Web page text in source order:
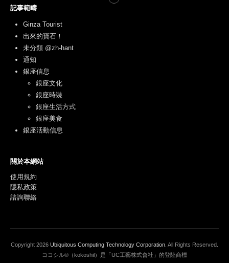
記事範疇
Ginza Tourist
出來的寶石！
未分類 @zh-hant
通知
銀座信息
銀座文化
銀座時裝
銀座生活方式
銀座美食
銀座活動信息
關於本網站
使用規約
隱私政策
諮詢聯絡
Copyright 2026 Ubiquitous Computing Technology Corporation . All Rights Reserved.
ココシル®（kokoshil）是「UC工藝株式會社」的登陸商標